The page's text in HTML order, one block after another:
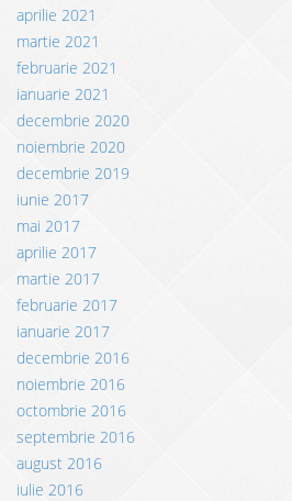
aprilie 2021
martie 2021
februarie 2021
ianuarie 2021
decembrie 2020
noiembrie 2020
decembrie 2019
iunie 2017
mai 2017
aprilie 2017
martie 2017
februarie 2017
ianuarie 2017
decembrie 2016
noiembrie 2016
octombrie 2016
septembrie 2016
august 2016
iulie 2016